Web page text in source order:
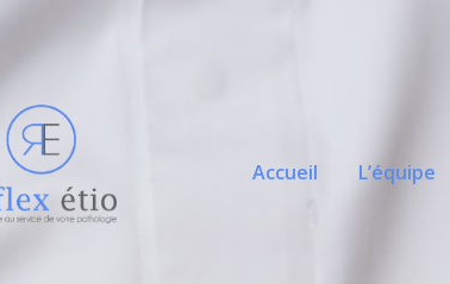
Accueil L’équipe